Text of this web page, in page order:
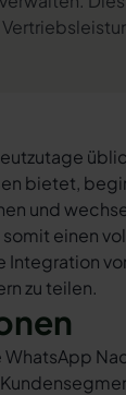
bietet,
und
einen
Integration
zu teilen.
WhatsApp